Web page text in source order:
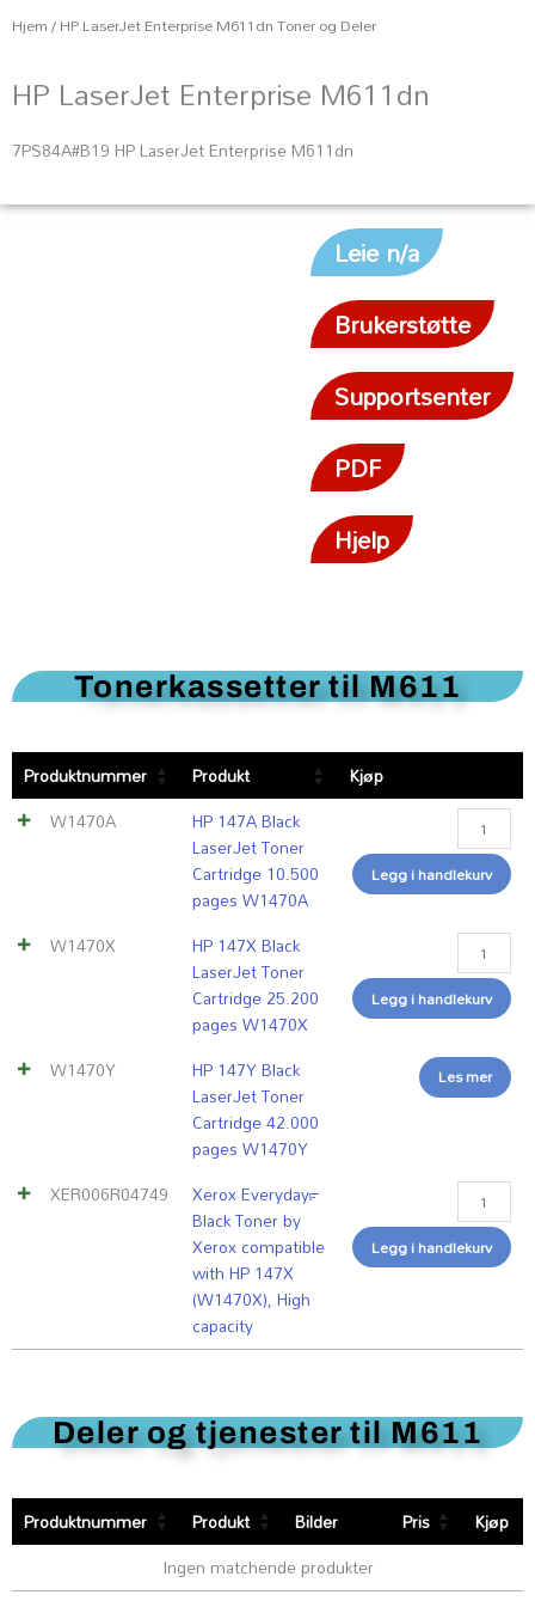
Hjem/ HP LaserJet Enterprise M611dn Toner og Deler
HP LaserJet Enterprise M611dn
7PS84A#B19 HP LaserJet Enterprise M611dn
Leie n/a
Brukerstøtte
Supportsenter
PDF
Hjelp
Tonerkassetter til M611
Produktnummer Produkt
Kjøp
W1470A
HP 147A Black
LaserJet Toner
Cartridge 10.500
pages W1470A
HP
Black
LaserJet
Toner
Cartridge
pages
W1470A
antall
Legg i handlekurv
W1470X
HP 147X Black
LaserJet Toner
Cartridge 25.200
pages W1470X
HP
Black
LaserJet
Toner
Cartridge
pages
W1470X
antall
Legg i handlekurv
W1470Y
HP 147Y Black
LaserJet Toner
Cartridge 42.000
pages W1470Y
Les mer
XER006R04749
Xerox Everyday™
Black Toner by
Xerox compatible
with HP 147X
(W1470X), High
capacity
Xerox
Black
Toner
by
Xerox
with
147X
capacity
antall
Legg i handlekurv
Deler og tjenester til M611
Produktnummer Produkt Bilder Pris
Kjøp
Ingen matchende produkter